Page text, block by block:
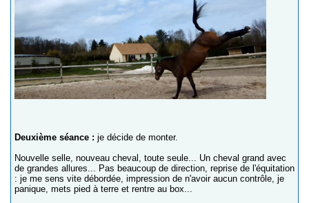
Deuxième séance : je décide de monter.
Nouvelle selle, nouveau cheval, toute seule... Un cheval grand avec
de grandes allures... Pas beaucoup de direction, reprise de l'équitation
: je me sens vite débordée, impression de n'avoir aucun contrôle, je
panique, mets pied à terre et rentre au box...